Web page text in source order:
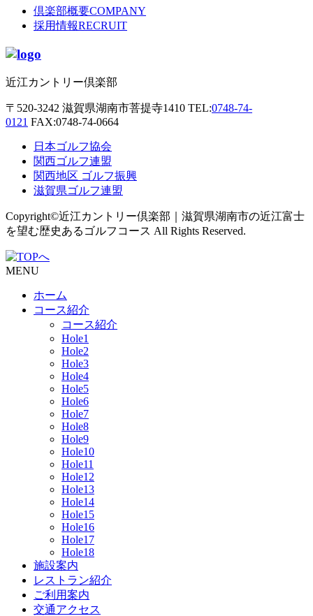
倶楽部概要COMPANY
採用情報RECRUIT
近江カントリー倶楽部
〒520-3242 滋賀県湖南市菩提寺1410 TEL:0748-74-
0121 FAX:0748-74-0664
日本ゴルフ協会
関西ゴルフ連盟
関西地区 ゴルフ振興
滋賀県ゴルフ連盟
Copyright©近江カントリー倶楽部｜滋賀県湖南市の近江富士
を望む歴史あるゴルフコース All Rights Reserved.
MENU
ホーム
コース紹介
コース紹介
Hole1
Hole2
Hole3
Hole4
Hole5
Hole6
Hole7
Hole8
Hole9
Hole10
Hole11
Hole12
Hole13
Hole14
Hole15
Hole16
Hole17
Hole18
施設案内
レストラン紹介
ご利用案内
交通アクセス